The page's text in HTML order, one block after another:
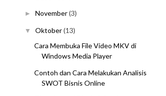
► November(3)
▼ Oktober(13)
Cara Membuka File Video MKV di
Windows Media Player
Contoh dan Cara Melakukan Analisis
SWOT Bisnis Online